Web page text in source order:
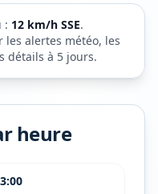
: 12 km/h SSE.
les alertes météo, les
détails à 5 jours.
heure